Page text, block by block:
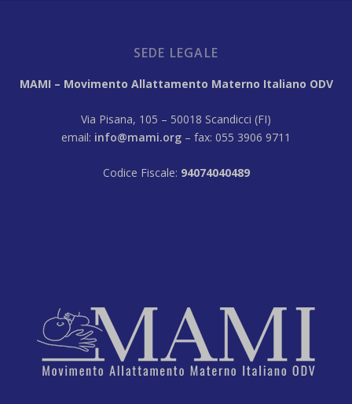
SEDE LEGALE
MAMI – Movimento Allattamento Materno Italiano ODV
Via Pisana, 105 – 50018 Scandicci (FI)
email: info@mami.org – fax: 055 3906 9711
Codice Fiscale: 94074040489